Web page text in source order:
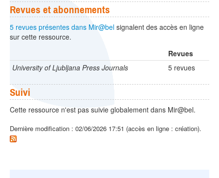
Revues et abonnements
5 revues présentes dans Mir@bel signalent des accès en ligne
sur cette ressource.
Revues
University of Ljubljana Press Journals
5 revues
Suivi
Cette ressource n'est pas suivie globalement dans Mir@bel.
Dernière modification : 02/06/2026 17:51 (accès en ligne : création).